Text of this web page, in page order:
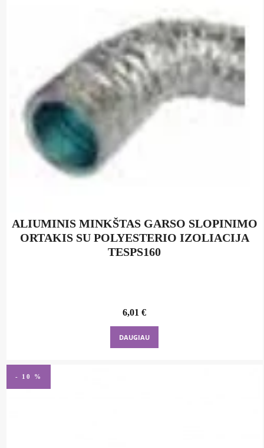
ALIUMINIS MINKŠTAS GARSO SLOPINIMO
ORTAKIS SU POLYESTERIO IZOLIACIJA
TESPS160
6,01€
DAUGIAU
- 10 %